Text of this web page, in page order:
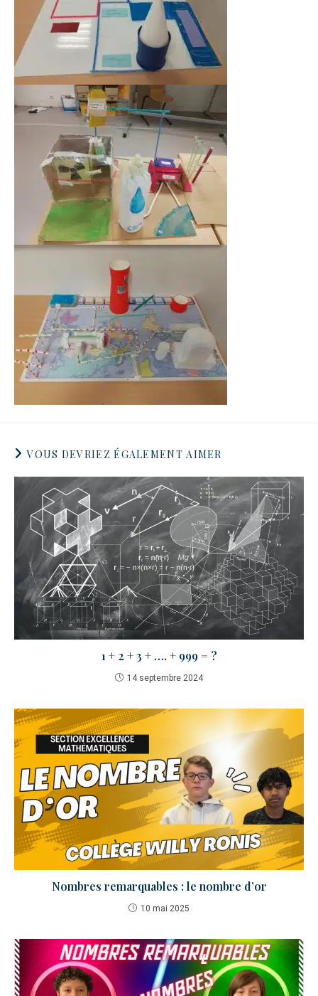
VOUS DEVRIEZ ÉGALEMENT AIMER
1 + 2 + 3 + …. + 999 = ?
14 septembre 2024
Nombres remarquables : le nombre d’or
10 mai 2025